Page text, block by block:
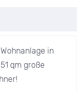
in
qm große